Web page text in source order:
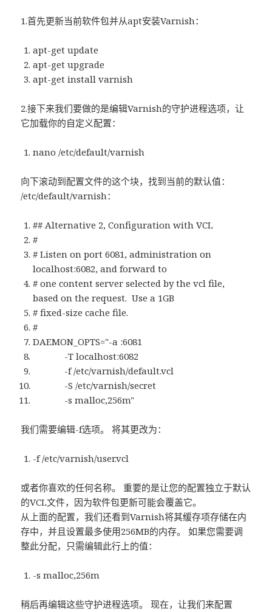
1.首先更新当前软件包并从apt安装Varnish：
apt-get update
apt-get upgrade
apt-get install varnish
2.接下来我们要做的是编辑Varnish的守护进程选项，让
它加载你的自定义配置：
nano /etc/default/varnish
向下滚动到配置文件的这个块，找到当前的默认值：
/etc/default/varnish：
## Alternative 2, Configuration with VCL
#
# Listen on port 6081, administration on
localhost:6082, and forward to
# one content server selected by the vcl file,
based on the request. Use a 1GB
# fixed-size cache file.
#
DAEMON_OPTS="-a :6081
-T localhost:6082
-f /etc/varnish/default.vcl
-S /etc/varnish/secret
-s malloc,256m"
我们需要编辑-f选项。 将其更改为：
-f /etc/varnish/user.vcl
或者你喜欢的任何名称。 重要的是让您的配置独立于默认
的VCL文件，因为软件包更新可能会覆盖它。
从上面的配置，我们还看到Varnish将其缓存项存储在内
存中，并且设置最多使用256MB的内存。 如果您需要调
整此分配，只需编辑此行上的值：
-s malloc,256m
稍后再编辑这些守护进程选项。 现在，让我们来配置